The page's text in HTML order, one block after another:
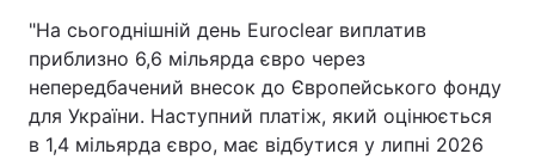
"На сьогоднішній день Euroclear виплатив
приблизно 6,6 мільярда євро через
непередбачений внесок до Європейського фонду
для України. Наступний платіж, який оцінюється
в 1,4 мільярда євро, має відбутися у липні 2026